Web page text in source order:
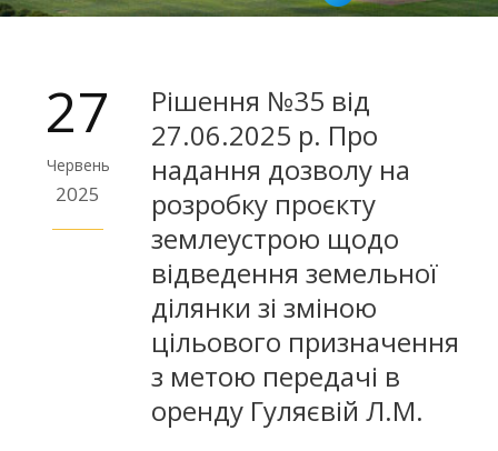
27
Червень
2025
Рішення №35 від
27.06.2025 р. Про
надання дозволу на
розробку проєкту
землеустрою щодо
відведення земельної
ділянки зі зміною
цільового призначення
з метою передачі в
оренду Гуляєвій Л.М.